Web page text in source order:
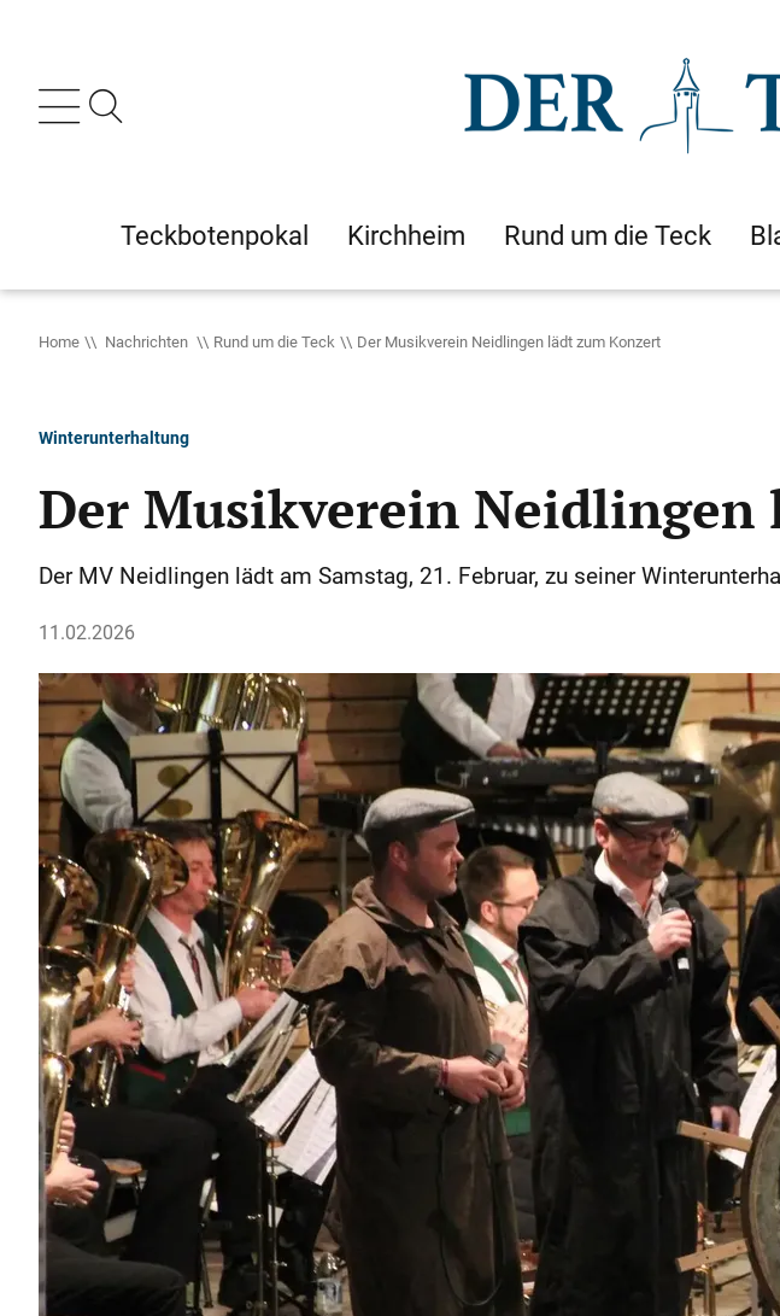
Teckbotenpokal Kirchheim Rund um die Teck
Home Nachrichten Rund um die Teck Der Musikverein Neidlingen lädt zum Konzert
Winterunterhaltung
Der Musikverein Neidlingen
Der MV Neidlingen lädt am Samstag, 21. Februar, zu seiner
11.02.2026